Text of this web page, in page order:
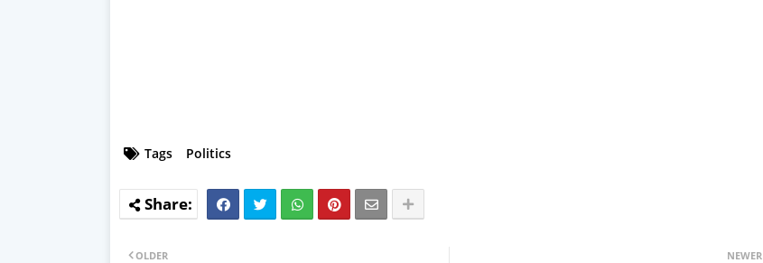
Tags Politics
NEWER
OLDER